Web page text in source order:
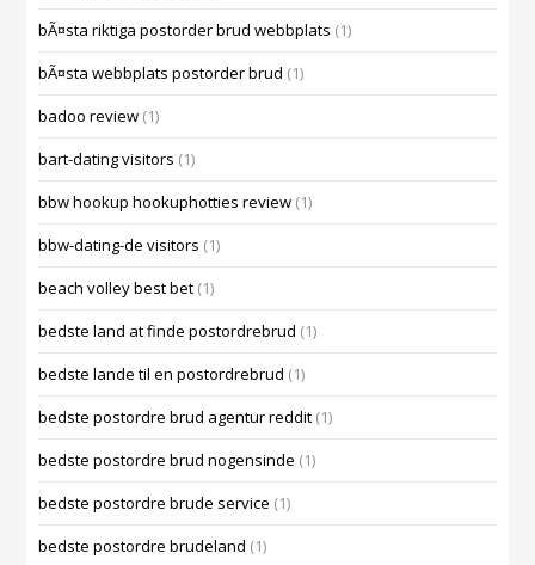
bÃ¤sta riktiga postorder brud webbplats (1)
bÃ¤sta webbplats postorder brud (1)
badoo review (1)
bart-dating visitors (1)
bbw hookup hookuphotties review (1)
bbw-dating-de visitors (1)
beach volley best bet (1)
bedste land at finde postordrebrud (1)
bedste lande til en postordrebrud (1)
bedste postordre brud agentur reddit (1)
bedste postordre brud nogensinde (1)
bedste postordre brude service (1)
bedste postordre brudeland (1)